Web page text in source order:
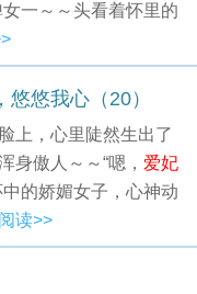
一～～头看着怀里的
悠悠我心（20）
上，心里陡然生出了
身傲人～～“嗯， 爱妃
的娇媚女子，心神动
读>>